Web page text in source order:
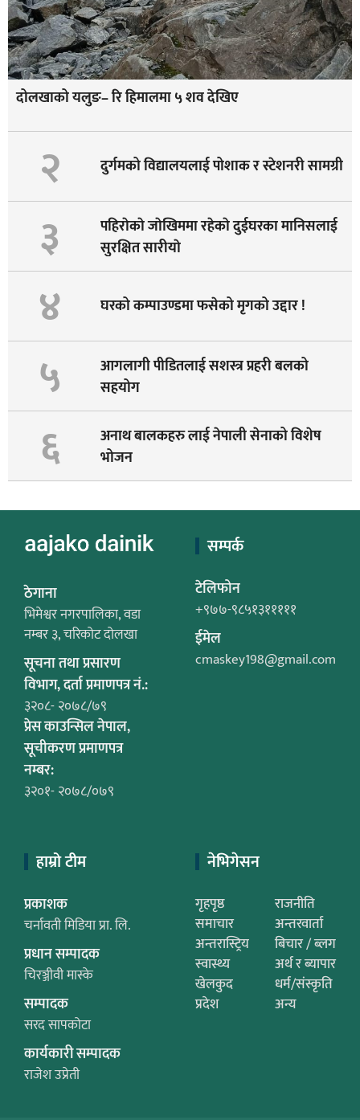
दोलखाको यलुङ– रि हिमालमा ५ शव देखिए
२ दुर्गमको विद्यालयलाई पोशाक र स्टेशनरी सामग्री
३
पहिराेकाे जाेखिममा रहेकाे दुईघरका मानिसलाई
सुरक्षित सारीयाे
४ घरको कम्पाउण्डमा फसेको मृगको उद्दार !
५
आगलागी पीडितलाई सशस्त्र प्रहरी बलको
सहयोग
६
अनाथ बालकहरु लाई नेपाली सेनाको विशेष
भोजन
ठेगाना
भिमेश्वर नगरपालिका, वडा
नम्बर ३, चरिकोट दोलखा
सूचना तथा प्रसारण
विभाग, दर्ता प्रमाणपत्र नं.:
३२०८- २०७८/७९
प्रेस काउन्सिल नेपाल,
सूचीकरण प्रमाणपत्र
नम्बर:
३२०१- २०७८/०७९
सम्पर्क
टेलिफोन
+९७७-९८५१३१११११
ईमेल
cmaskey198@gmail.com
हाम्रो टीम
प्रकाशक
चर्नावती मिडिया प्रा. लि.
प्रधान सम्पादक
चिरञ्जीवी मास्के
सम्पादक
सरद सापकोटा
कार्यकारी सम्पादक
राजेश उप्रेती
नेभिगेसन
गृहपृष्ठ
राजनीति
समाचार
अन्तरवार्ता
अन्तरास्ट्रिय
बिचार / ब्लग
स्वास्थ्य
अर्थ र ब्यापार
खेलकुद
धर्म/संस्कृति
प्रदेश
अन्य